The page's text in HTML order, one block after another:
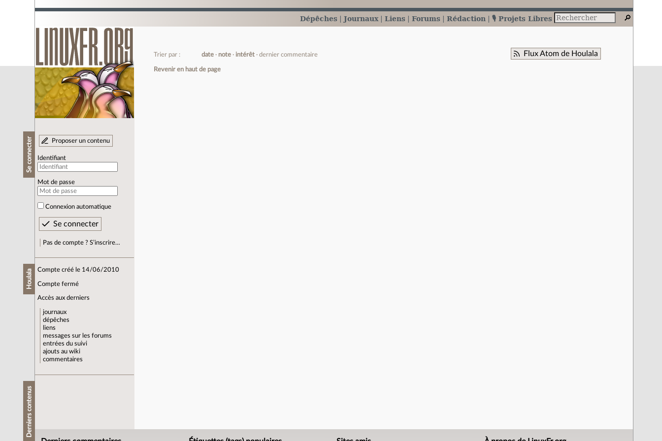
Dépêches Journaux Liens Forums Rédaction 🎙️ Projets Libres
Se connecter Proposer un contenu
Identifiant
Mot de passe
Connexion automatique
Pas de compte ? S’inscrire…
Houlala Compte créé le 14/06/2010
Compte fermé
Accès aux derniers
journaux
dépêches
liens
messages sur les forums
entrées du suivi
ajouts au wiki
commentaires
Derniers contenus
Flux Atom de Houlala
Trier par : date note intérêt dernier commentaire
Revenir en haut de page